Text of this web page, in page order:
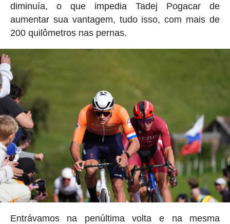
diminuía, o que impedia Tadej Pogacar de
aumentar sua vantagem, tudo isso, com mais de
200 quilômetros nas pernas.
Entrávamos na penúltima volta e na mesma